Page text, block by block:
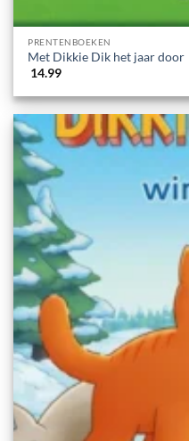
PRENTENBOEKEN
Met Dikkie Dik het jaar door
14.99